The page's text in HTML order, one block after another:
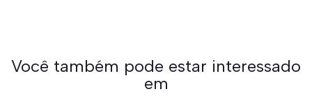
Você também pode estar interessado
em